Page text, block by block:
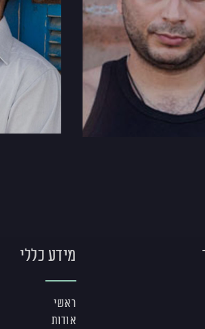
מידע כללי
ראשי
אודות